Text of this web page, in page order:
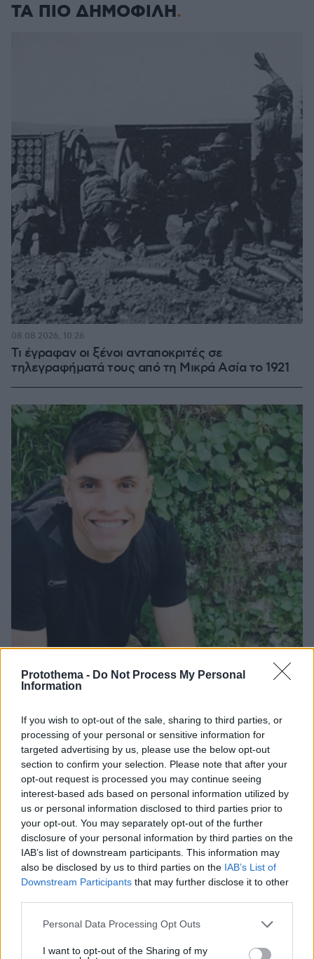
Protothema - Do Not Process My Personal
Information
If you wish to opt-out of the sale, sharing to third parties, or
processing of your personal or sensitive information for
targeted advertising by us, please use the below opt-out
section to confirm your selection. Please note that after your
opt-out request is processed you may continue seeing
interest-based ads based on personal information utilized by
us or personal information disclosed to third parties prior to
your opt-out. You may separately opt-out of the further
disclosure of your personal information by third parties on the
IAB’s list of downstream participants. This information may
also be disclosed by us to third parties on the IAB’s List of
Downstream Participants that may further disclose it to other
Please note that this website/app uses one or more Google
not limited to your visit or usage behaviour. You may click to
Personal Data Processing Opt Outs
I want to opt-out of the Sharing of my
ΤΑ ΠΙΟ ΔΗΜΟΦΙΛΗ
Τι έγραφαν οι ξένοι ανταποκριτές σε
τηλεγραφήματά τους από τη Μικρά Ασία το 1921
08.08.2026, 10:26
Από τη Μόρια στον γάμο, τη ΜΚΟ και την
κατηγορία για φόνο: Η σκοτεινή διαδρομή του
26χρονου Αφγανού που σκότωσε τη Βρετανίδα
στην Κυψέλη